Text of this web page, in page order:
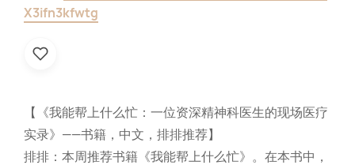
X3ifn3kfwtg
【《我能帮上什么忙：一位资深精神科医生的现场医疗
实录》——书籍，中文，排排推荐】
排排：本周推荐书籍《我能帮上什么忙》。在本书中，